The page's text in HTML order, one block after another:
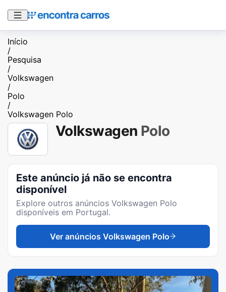
Início
/
Pesquisa
/
Volkswagen
/
Polo
/
Volkswagen Polo
Volkswagen Polo
Este anúncio já não se encontra
disponível
Explore outros anúncios Volkswagen Polo
disponíveis em Portugal.
Ver anúncios Volkswagen Polo